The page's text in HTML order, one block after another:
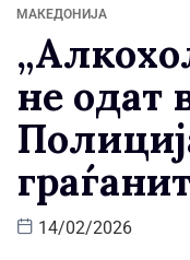
МАКЕДОНИЈА
не одат
14/02/2026